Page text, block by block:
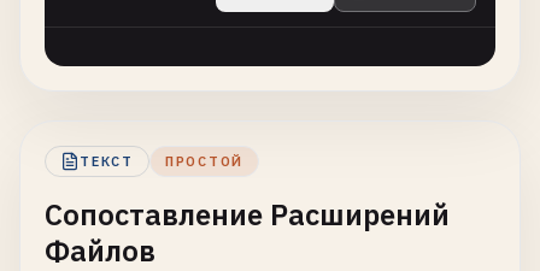
ТЕКСТ ПРОСТОЙ
Сопоставление Расширений
Файлов